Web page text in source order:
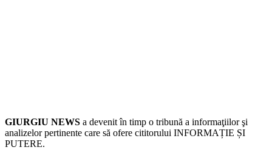
GIURGIU NEWS a devenit în timp o tribună a informaţiilor şi
analizelor pertinente care să ofere cititorului INFORMAȚIE ȘI
PUTERE.